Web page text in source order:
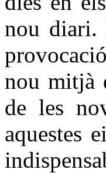
nou diari.
nou mitjà
de les
aquestes